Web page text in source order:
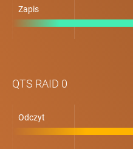
Zapis
QTS RAID 0
Odczyt